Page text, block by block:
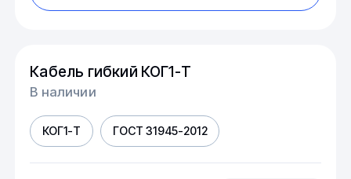
Кабель гибкий КОГ1-Т
В наличии
КОГ1-Т ГОСТ 31945-2012